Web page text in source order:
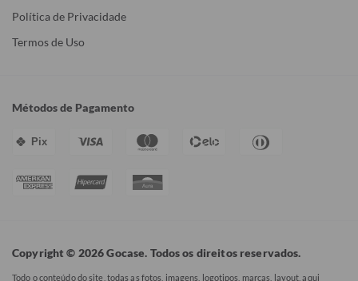
Política de Privacidade
Termos de Uso
Métodos de Pagamento
Pix
Copyright © 2026 Gocase. Todos os direitos reservados.
Todo o conteúdo do site, todas as fotos, imagens, logotipos, marcas, layout, aqui